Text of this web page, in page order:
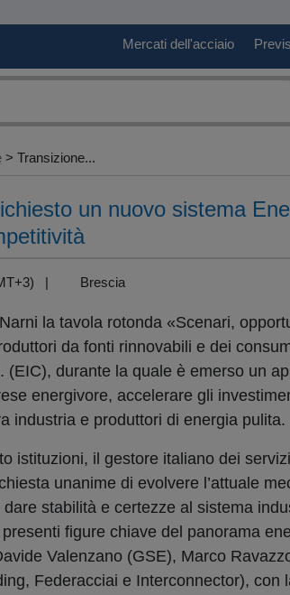
Mercati dell'acciaio
> Transizione...
un nuovo sistema
| Brescia
la tavola rotonda «Scenari,
da fonti rinnovabili e dei
(EIC), durante la quale è emerso un
energivore, accelerare gli
industria e produttori di energia pulita.
istituzioni, il gestore italiano dei
unanime di evolvere l’attuale
stabilità e certezze al sistema
figure chiave del panorama
Valenzano (GSE), Marco
Federacciai e Interconnector), con